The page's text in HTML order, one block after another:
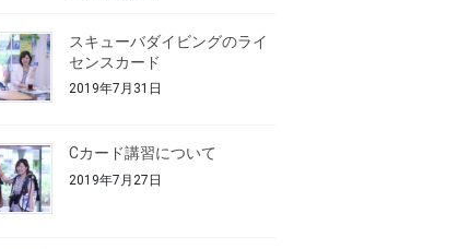
スキューバダイビングのライ
センスカード
2019年7月31日
Cカード講習について
2019年7月27日